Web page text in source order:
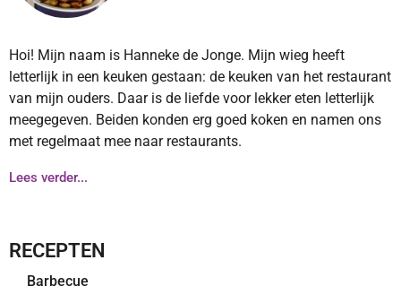
Hoi! Mijn naam is Hanneke de Jonge. Mijn wieg heeft
letterlijk in een keuken gestaan: de keuken van het restaurant
van mijn ouders. Daar is de liefde voor lekker eten letterlijk
meegegeven. Beiden konden erg goed koken en namen ons
met regelmaat mee naar restaurants.
Lees verder...
RECEPTEN
Barbecue